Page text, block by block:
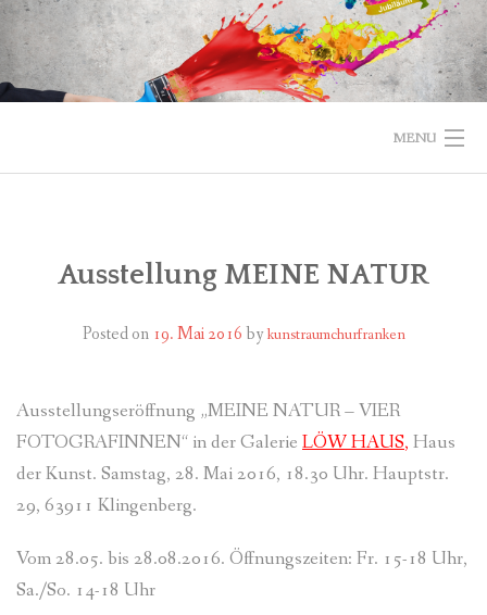
Skip
to
content
MENU
VEREIN
PARTNER
IMPRESSUM
Ausstellung MEINE NATUR
Posted on 19. Mai 2016bykunstraumchurfranken
Ausstellungseröffnung „MEINE NATUR – VIER
FOTOGRAFINNEN“ in der Galerie LÖW HAUS, Haus
der Kunst. Samstag, 28. Mai 2016, 18.30 Uhr. Hauptstr.
29, 63911 Klingenberg.
Vom 28.05. bis 28.08.2016. Öffnungszeiten: Fr. 15-18 Uhr,
Sa./So. 14-18 Uhr